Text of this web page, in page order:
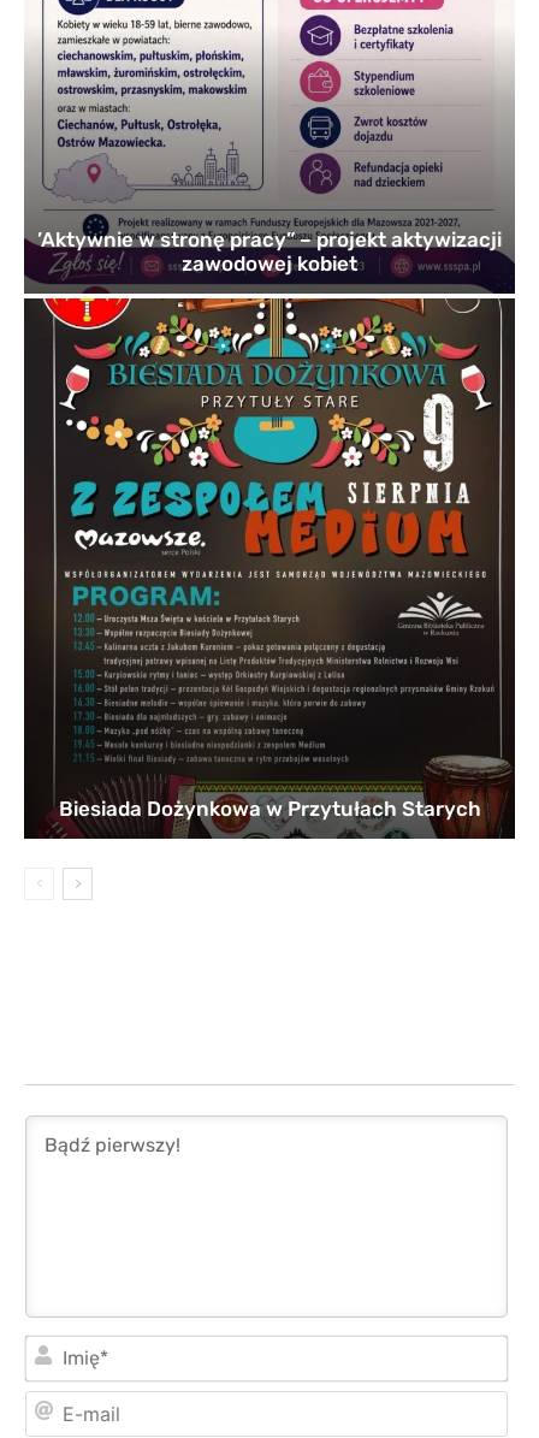
’Aktywnie w stronę pracy” – projekt aktywizacji
zawodowej kobiet
Biesiada Dożynkowa w Przytułach Starych